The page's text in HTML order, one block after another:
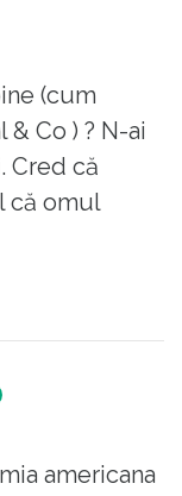
(cum
Co ) ? N-ai
Cred că
că omul
economiei
economică și
a nu suferi
și cu
de acum (pnl
americana